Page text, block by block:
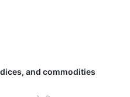
and commodities